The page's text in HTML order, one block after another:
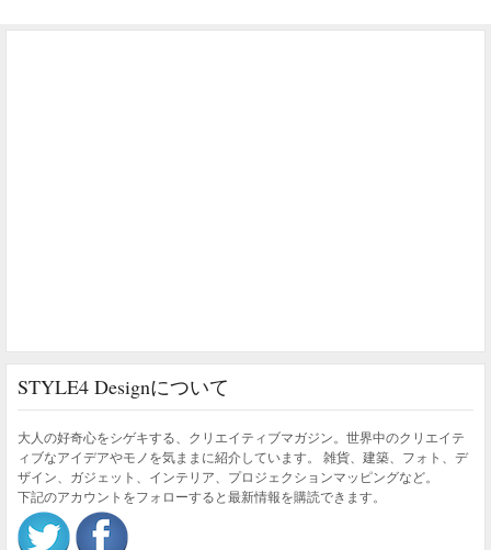
STYLE4 Designについて
大人の好奇心をシゲキする、クリエイティブマガジン。世界中のクリエイテ
ィブなアイデアやモノを気ままに紹介しています。 雑貨、建築、フォト、デ
ザイン、ガジェット、インテリア、プロジェクションマッピングなど。
下記のアカウントをフォローすると最新情報を購読できます。